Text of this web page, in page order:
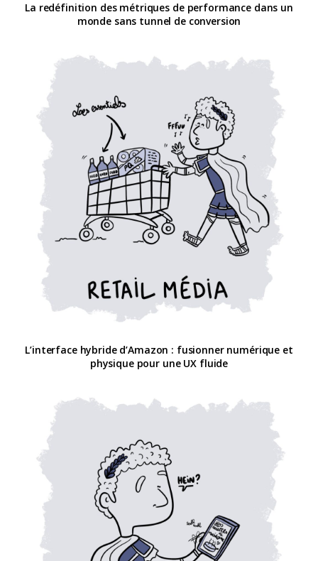
La redéfinition des métriques de performance dans un
monde sans tunnel de conversion
L’interface hybride d’Amazon : fusionner numérique et
physique pour une UX fluide